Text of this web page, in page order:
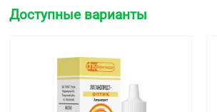
Доступные варианты